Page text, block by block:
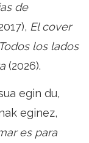
de
El cover
Todos los lados
(2026).
egin du,
eginez,
es para